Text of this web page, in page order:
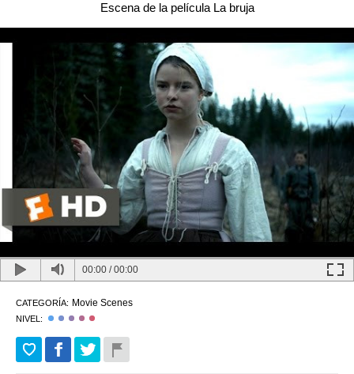
Escena de la película La bruja
00:00 /00:00
CATEGORÍA: Movie Scenes
NIVEL: